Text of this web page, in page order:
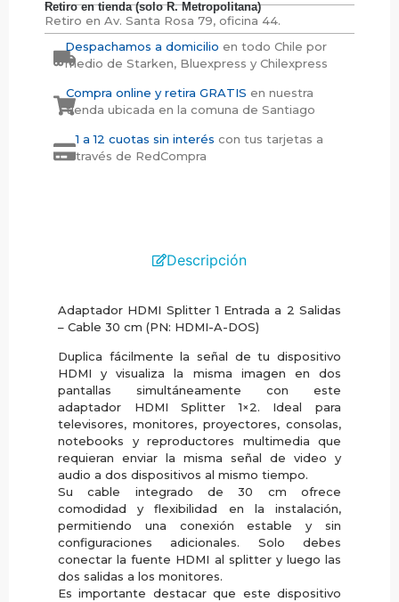
Retiro en tienda (solo R. Metropolitana)
Retiro en Av. Santa Rosa 79, oficina 44.
Despachamos a domicilio en todo Chile por
medio de Starken, Bluexpress y Chilexpress
Compra online y retira GRATIS en nuestra
tienda ubicada en la comuna de Santiago
1 a 12 cuotas sin interés con tus tarjetas a
través de RedCompra
Descripción
Adaptador HDMI Splitter 1 Entrada a 2 Salidas
– Cable 30 cm (PN: HDMI-A-DOS)
Duplica fácilmente la señal de tu dispositivo
HDMI y visualiza la misma imagen en dos
pantallas simultáneamente con este
adaptador HDMI Splitter 1×2. Ideal para
televisores, monitores, proyectores, consolas,
notebooks y reproductores multimedia que
requieran enviar la misma señal de video y
audio a dos dispositivos al mismo tiempo.
Su cable integrado de 30 cm ofrece
comodidad y flexibilidad en la instalación,
permitiendo una conexión estable y sin
configuraciones adicionales. Solo debes
conectar la fuente HDMI al splitter y luego las
dos salidas a los monitores.
Es importante destacar que este dispositivo